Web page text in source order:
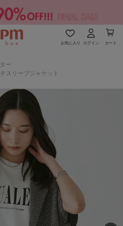
お気に入り ログイン カート
ー
スリーブジャケット